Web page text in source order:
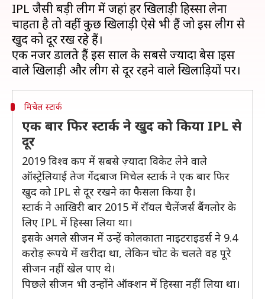
IPL जैसी बड़ी लीग में जहां हर खिलाड़ी हिस्सा लेना
चाहता है तो वहीं कुछ खिलाड़ी ऐसे भी हैं जो इस लीग से
खुद को दूर रख रहे हैं।
एक नजर डालते हैं इस साल के सबसे ज्यादा बेस प्राइस
मिचेल स्टार्क
एक बार फिर स्टार्क ने खुद को किया IPL से
दूर
2019 विश्व कप में सबसे ज़्यादा विकेट लेने वाले
ऑस्ट्रेलियाई तेज गेंदबाज मिचेल स्टार्क ने एक बार फिर
खुद को IPL से दूर रखने का फैसला किया है।
स्टार्क ने आखिरी बार 2015 में रॉयल चैलेंजर्स बैंगलोर के
लिए IPL में हिस्सा लिया था।
इसके अगले सीजन में उन्हें कोलकाता नाइटराइडर्स ने 9.4
करोड़ रूपये में खरीदा था, लेकिन चोट के चलते वह पूरे
सीजन नहीं खेल पाए थे।
पिछले सीजन भी उन्होंने ऑक्शन में हिस्सा नहीं लिया था।